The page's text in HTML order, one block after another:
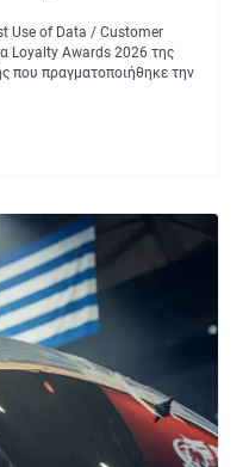
Use of Data / Customer
Loyalty Awards 2026 της
που πραγματοποιήθηκε την